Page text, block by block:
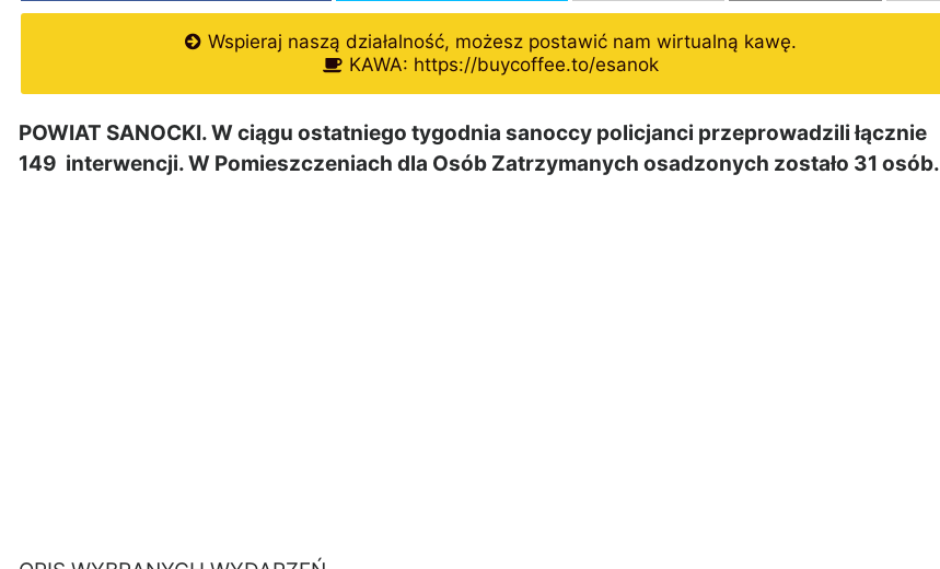
Wspieraj naszą działalność, możesz postawić nam wirtualną kawę.
KAWA: https://buycoffee.to/esanok
POWIAT SANOCKI. W ciągu ostatniego tygodnia sanoccy policjanci przeprowadzili łącznie
149 interwencji. W Pomieszczeniach dla Osób Zatrzymanych osadzonych zostało 31 osób.